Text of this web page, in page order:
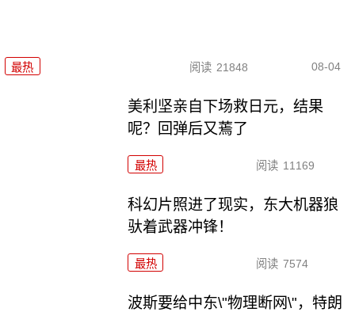
最热 阅读 21848 08-04
美利坚亲自下场救日元，结果
呢？回弹后又蔫了
最热 阅读 11169
科幻片照进了现实，东大机器狼
驮着武器冲锋！
最热 阅读 7574
波斯要给中东\"物理断网\"，特朗